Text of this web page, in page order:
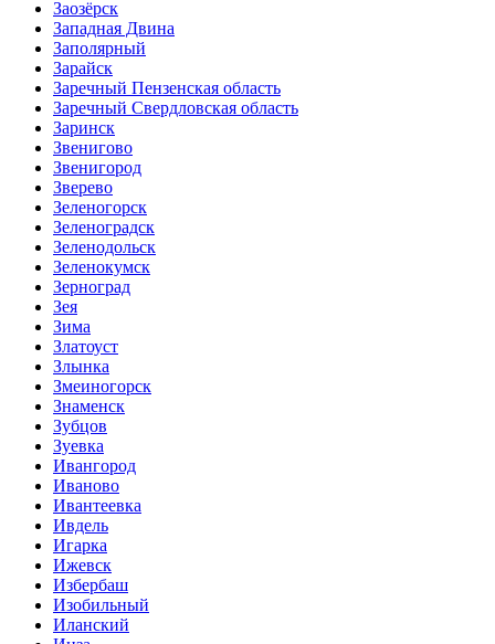
Заозёрск
Западная Двина
Заполярный
Зарайск
Заречный Пензенская область
Заречный Свердловская область
Заринск
Звенигово
Звенигород
Зверево
Зеленогорск
Зеленоградск
Зеленодольск
Зеленокумск
Зерноград
Зея
Зима
Златоуст
Злынка
Змеиногорск
Знаменск
Зубцов
Зуевка
Ивангород
Иваново
Ивантеевка
Ивдель
Игарка
Ижевск
Избербаш
Изобильный
Иланский